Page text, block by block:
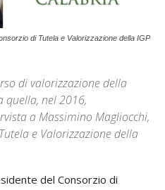
di Tutela e Valorizzazione della IGP
di valorizzazione della
quella, nel 2016,
a Massimino Magliocchi,
e Valorizzazione della
del Consorzio di